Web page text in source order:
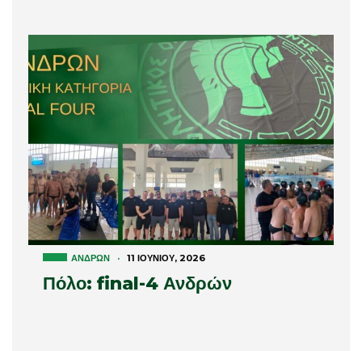
ΑΝΔΡΏΝ · 11 ΙΟΥΝΊΟΥ, 2026
Πόλο: final-4 Ανδρών